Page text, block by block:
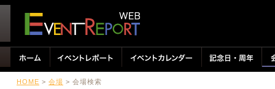
HOME > 会場 > 会場検索